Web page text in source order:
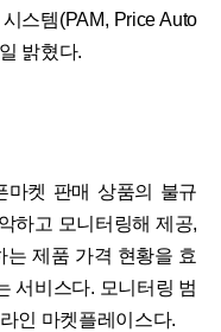
스템(PAM, Price Auto
밝혔다.
마켓 판매 상품의 불규
하고 모니터링해 제공,
제품 가격 현황을 효
서비스다. 모니터링 범
인 마켓플레이스다.